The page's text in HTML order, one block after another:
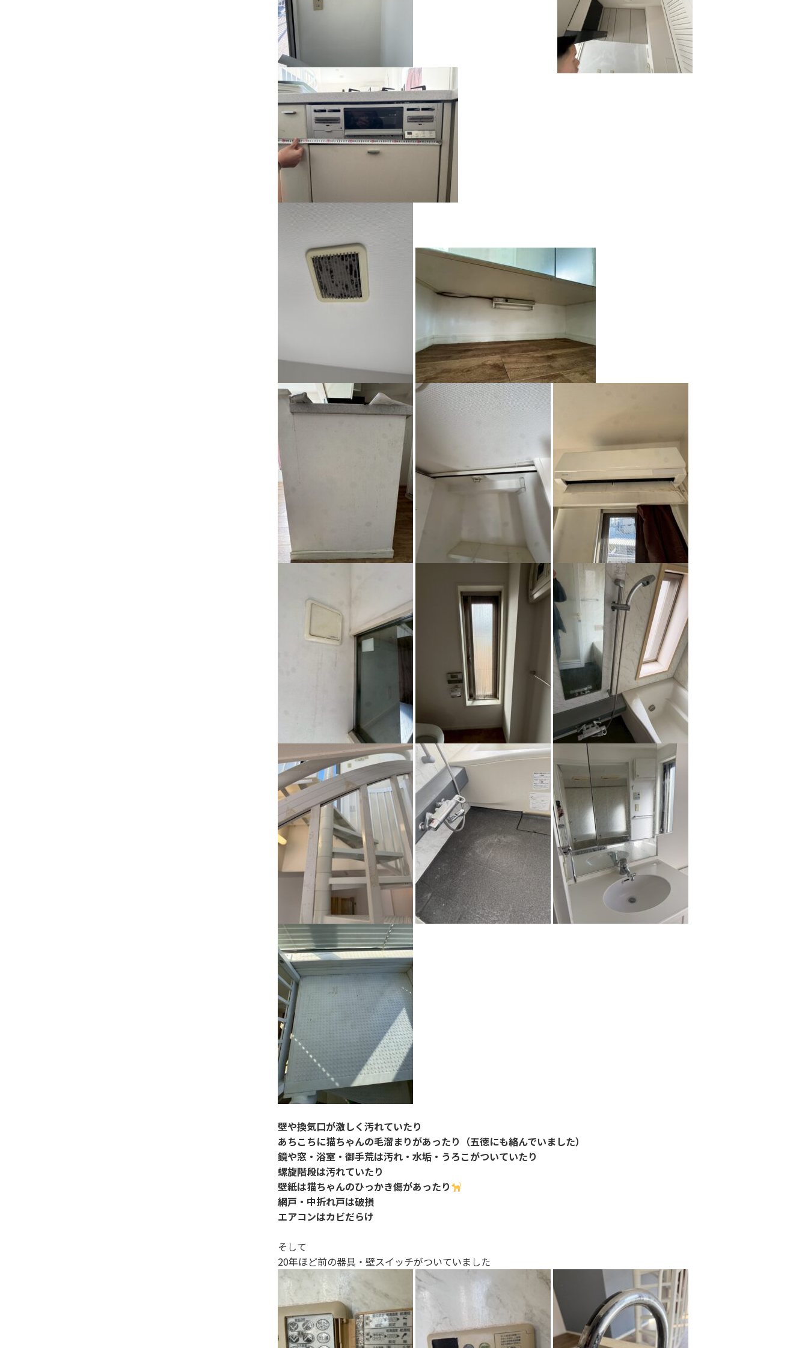
壁や換気口が激しく汚れていたり
あちこちに猫ちゃんの毛溜まりがあったり（五徳にも絡んでいました）
鏡や窓・浴室・御手荒は汚れ・水垢・うろこがついていたり
螺旋階段は汚れていたり
壁紙は猫ちゃんのひっかき傷があったり
網戸・中折れ戸は破損
エアコンはカビだらけ
そして
20年ほど前の器具・壁スイッチがついていました